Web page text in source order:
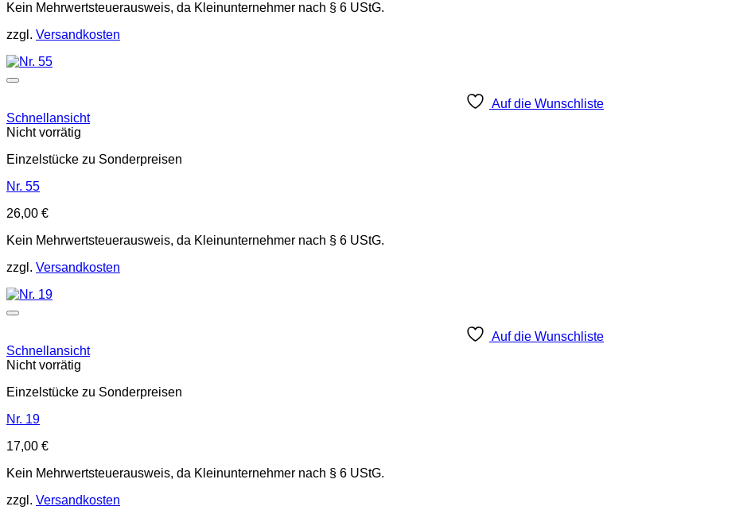
Kein Mehrwertsteuerausweis, da Kleinunternehmer nach § 6 UStG.
zzgl. Versandkosten
Auf die Wunschliste
Schnellansicht
Nicht vorrätig
Einzelstücke zu Sonderpreisen
Nr. 55
26,00 €
Kein Mehrwertsteuerausweis, da Kleinunternehmer nach § 6 UStG.
zzgl. Versandkosten
Auf die Wunschliste
Schnellansicht
Nicht vorrätig
Einzelstücke zu Sonderpreisen
Nr. 19
17,00 €
Kein Mehrwertsteuerausweis, da Kleinunternehmer nach § 6 UStG.
zzgl. Versandkosten